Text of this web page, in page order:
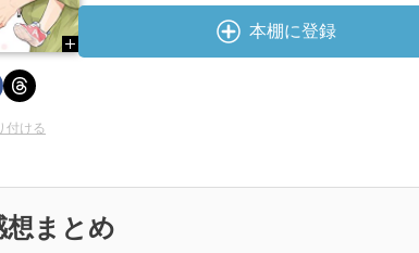
本棚に登録
付ける
まとめ